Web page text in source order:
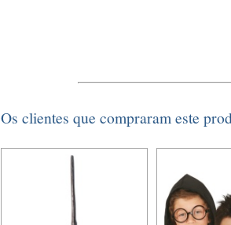
Os clientes que compraram este